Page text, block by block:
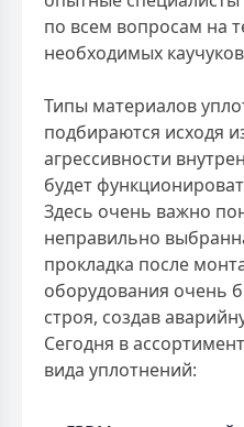
по всем вопросам на
необходимых
Типы материалов
подбираются исходя
агрессивности
будет
Здесь очень важно
неправильно
прокладка после
оборудования очень
строя, создав
Сегодня в
вида уплотнений: